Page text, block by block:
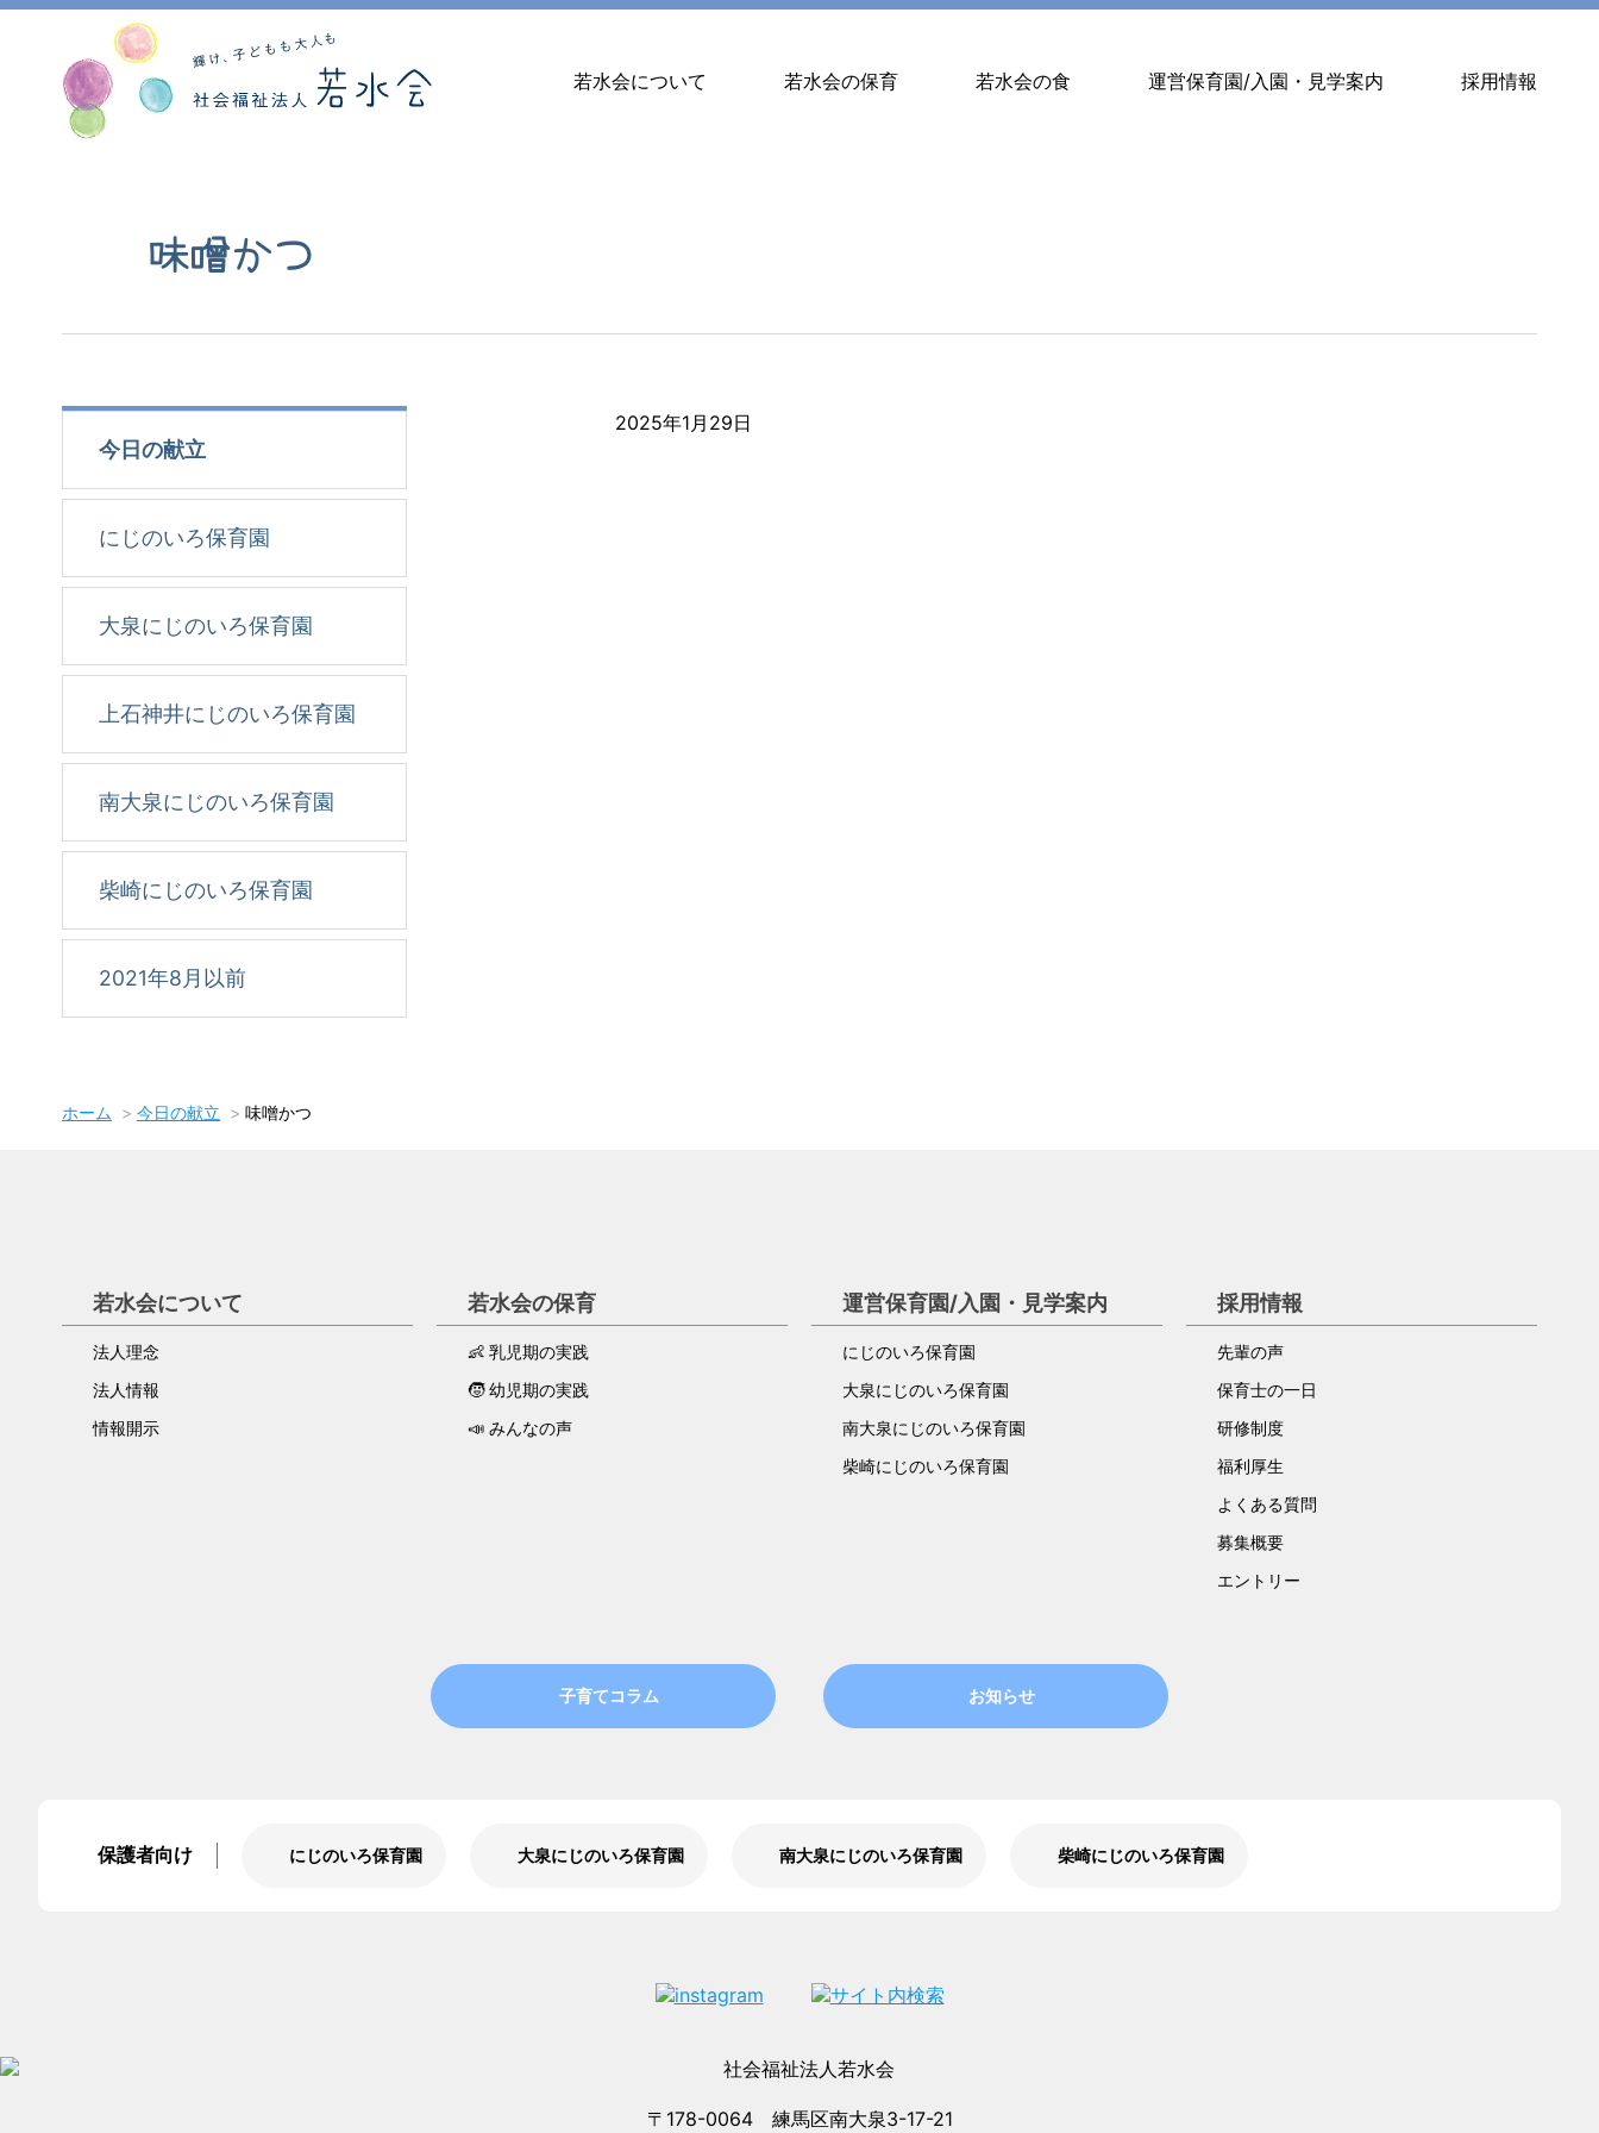
若水会について 若水会の保育 若水会の食 運営保育園/入園・見学案内 採用情報
味噌かつ
2025年1月29日
今日の献立
にじのいろ保育園
大泉にじのいろ保育園
上石神井にじのいろ保育園
南大泉にじのいろ保育園
柴崎にじのいろ保育園
2021年8月以前
ホーム 今日の献立 味噌かつ
若水会について
法人理念
法人情報
情報開示
若水会の保育
👶 乳児期の実践
🧒 幼児期の実践
📣 みんなの声
運営保育園/入園・見学案内
にじのいろ保育園
大泉にじのいろ保育園
南大泉にじのいろ保育園
柴崎にじのいろ保育園
採用情報
先輩の声
保育士の一日
研修制度
福利厚生
よくある質問
募集概要
エントリー
子育てコラム お知らせ
保護者向け にじのいろ保育園 大泉にじのいろ保育園 南大泉にじのいろ保育園 柴崎にじのいろ保育園
〒178-0064 練馬区南大泉3-17-21